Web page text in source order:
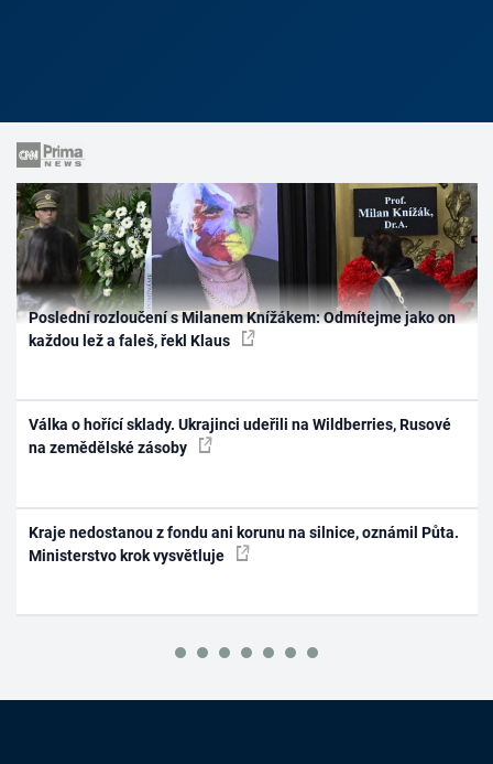
Poslední rozloučení s Milanem Knížákem: Odmítejme jako on
každou lež a faleš, řekl Klaus
Válka o hořící sklady. Ukrajinci udeřili na Wildberries, Rusové
na zemědělské zásoby
Kraje nedostanou z fondu ani korunu na silnice, oznámil Půta.
Ministerstvo krok vysvětluje